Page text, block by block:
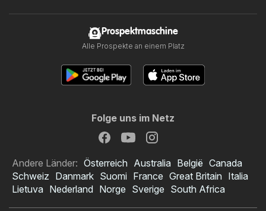
Prospektmaschine
Alle Prospekte an einem Platz
Folge uns im Netz
Andere Länder: Österreich Australia België Canada
Schweiz Danmark Suomi France Great Britain Italia
Lietuva Nederland Norge Sverige South Africa